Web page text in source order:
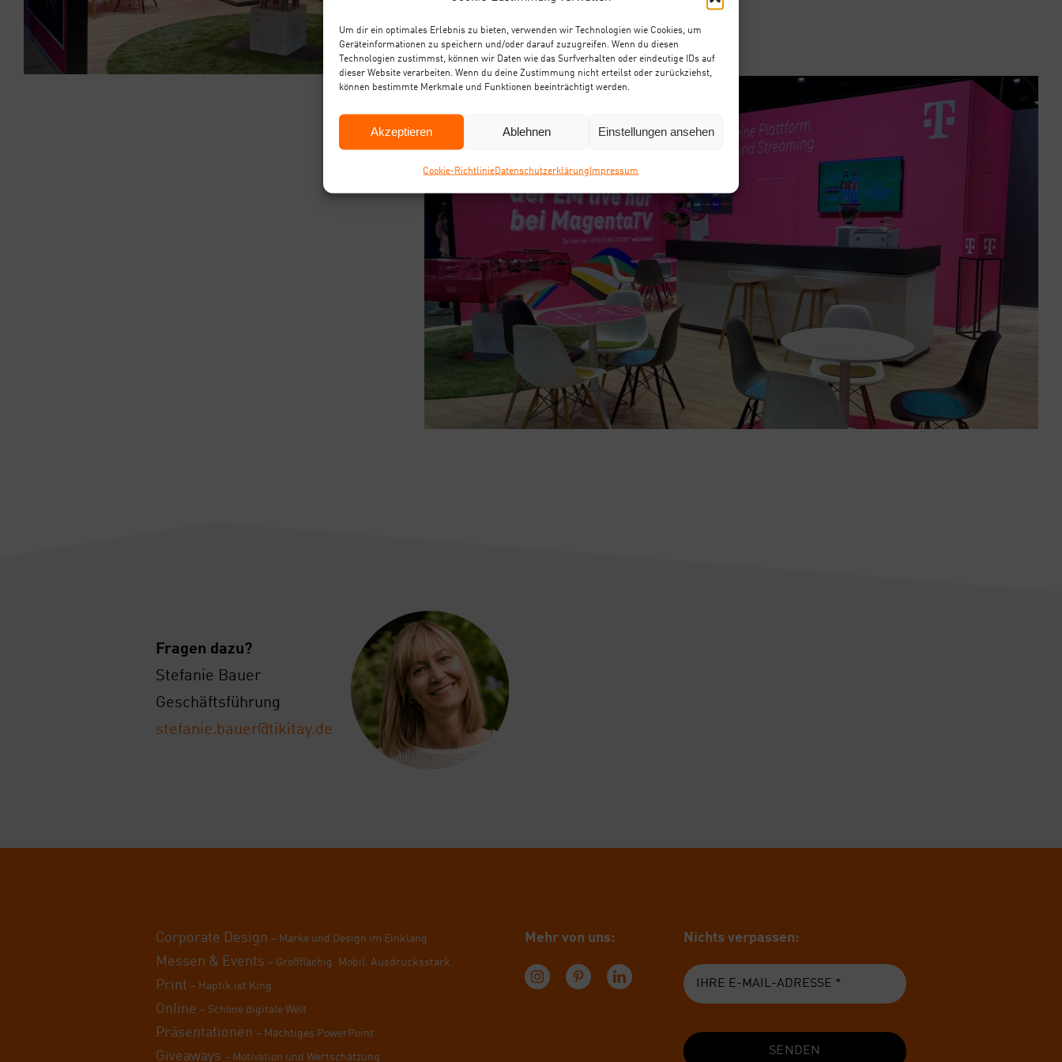
Um dir ein optimales Erlebnis zu bieten, verwenden wir Technologien wie Cookies, um
Geräteinformationen zu speichern und/oder darauf zuzugreifen. Wenn du diesen
Technologien zustimmst, können wir Daten wie das Surfverhalten oder eindeutige IDs auf
dieser Website verarbeiten. Wenn du deine Zustimmung nicht erteilst oder zurückziehst,
können bestimmte Merkmale und Funktionen beeinträchtigt werden.
Akzeptieren Ablehnen Einstellungen ansehen
Coo­kie-Richt­li­nieDaten­schutz­er­klä­rung Impres­sum
Fra­gen dazu?
Ste­fa­nie Bau­er
Geschäfts­füh­rung
stefanie.bauer@tikitay.de
Cor­po­ra­te Design – Mar­ke und Design im Ein­klang
Mes­sen & Events – Groß­flä­chig. Mobil. Aus­drucks­stark.
Print – Hap­tik ist King
Online – Schö­ne digi­ta­le Welt
Prä­sen­ta­tio­nen – Mäch­ti­ges Power­Point
Givea­ways – Moti­va­ti­on und Wert­schät­zung
Mehr von uns: Nichts ver­pas­sen:
SENDEN